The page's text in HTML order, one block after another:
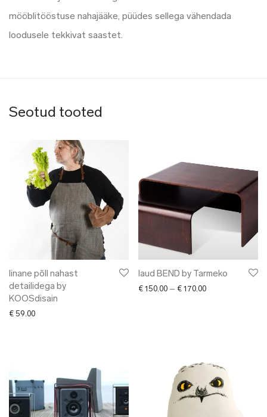
mööblitööstuse nahajääke, püüdes sellega vähendada
loodusele tekkivat saastet.
Seotud tooted
linane põll nahast
detailidega by
KOOSdisain
€ 59.00
laud BEND by Tarmeko
€ 150.00 – € 170.00Price range: €